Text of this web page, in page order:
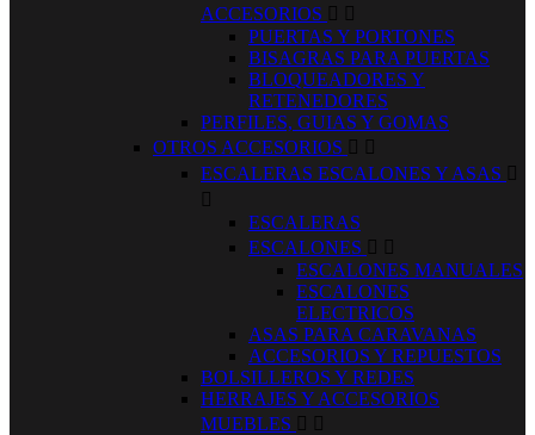
ACCESORIOS  
PUERTAS Y PORTONES
BISAGRAS PARA PUERTAS
BLOQUEADORES Y
RETENEDORES
PERFILES, GUIAS Y GOMAS
OTROS ACCESORIOS  
ESCALERAS ESCALONES Y ASAS 

ESCALERAS
ESCALONES  
ESCALONES MANUALES
ESCALONES
ELECTRICOS
ASAS PARA CARAVANAS
ACCESORIOS Y REPUESTOS
BOLSILLEROS Y REDES
HERRAJES Y ACCESORIOS
MUEBLES  